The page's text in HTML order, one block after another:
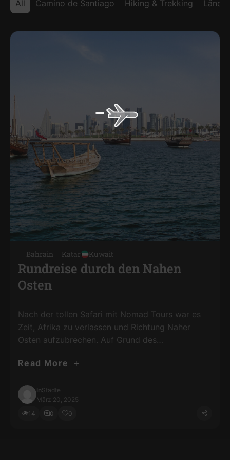
All Camino de Santiago Hiking & Trekking Länder
Bahrain Katar Kuwait
Rundreise durch den Nahen
Osten
Nach der tollen Safari mit Nomad Tours war es
Zeit, Afrika zu verlassen und Richtung Naher
Osten aufzubrechen. Auf Grund des
alle Reisenden in Saudi Arabien ab dem 1. Februar
Arabien hat eine neue Impflicht eingeführt für
einen Meningokokken-Impfstoff. Dieser …
Read More
InStädte
März 20, 2025
14
0 0